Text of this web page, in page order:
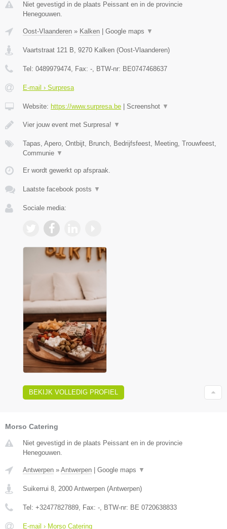
Niet gevestigd in de plaats Peissant en in de provincie
Henegouwen.
Oost-Vlaanderen » Kalken Google maps ▼
Vaartstraat 121 B, 9270 Kalken (Oost-Vlaanderen)
Tel: 0489979474, Fax: -, BTW-nr: BE0747468637
E-mail › Surpresa
Website: https://www.surpresa.be Screenshot ▼
Vier jouw event met Surpresa! ▼
Tapas, Apero, Ontbijt, Brunch, Bedrijfsfeest, Meeting, Trouwfeest,
Communie ▼
Er wordt gewerkt op afspraak.
Laatste facebook posts ▼
Sociale media:
BEKIJK VOLLEDIG PROFIEL
Morso Catering
Niet gevestigd in de plaats Peissant en in de provincie
Henegouwen.
Antwerpen » Antwerpen Google maps ▼
Suikerrui 8, 2000 Antwerpen (Antwerpen)
Tel: +32477827889, Fax: -, BTW-nr: BE 0720638833
E-mail › Morso Catering